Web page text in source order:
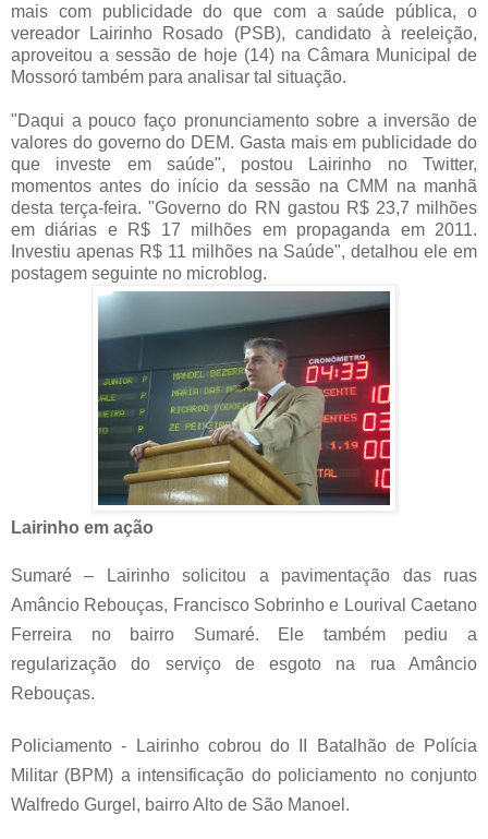
mais com publicidade do que com a saúde pública, o
vereador Lairinho Rosado (PSB), candidato à reeleição,
aproveitou a sessão de hoje (14) na Câmara Municipal de
Mossoró também para analisar tal situação.
"Daqui a pouco faço pronunciamento sobre a inversão de
valores do governo do DEM. Gasta mais em publicidade do
que investe em saúde", postou Lairinho no Twitter,
momentos antes do início da sessão na CMM na manhã
desta terça-feira. "Governo do RN gastou R$ 23,7 milhões
em diárias e R$ 17 milhões em propaganda em 2011.
Investiu apenas R$ 11 milhões na Saúde", detalhou ele em
postagem seguinte no microblog.
Lairinho em ação
Sumaré – Lairinho solicitou a pavimentação das ruas
Amâncio Rebouças, Francisco Sobrinho e Lourival Caetano
Ferreira no bairro Sumaré.
Ele também pediu a
regularização do serviço de esgoto na rua Amâncio
Rebouças.
Policiamento - Lairinho cobrou do II Batalhão de Polícia
Militar (BPM) a intensificação do policiamento no conjunto
Walfredo Gurgel, bairro Alto de São Manoel.